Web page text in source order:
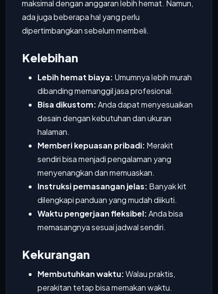
maksimal dengan anggaran lebih hemat. Namun,
ada juga beberapa hal yang perlu
dipertimbangkan sebelum membeli.
Kelebihan
Lebih hemat biaya: Umumnya lebih murah
dibanding memanggil jasa profesional.
Bisa dikustom:Anda dapat menyesuaikan
desain dengan kebutuhan dan ukuran
halaman.
Memberi kepuasan pribadi: Merakit
sendiri bisa menjadi pengalaman yang
menyenangkan dan memuaskan.
Instruksi pemasangan jelas: Banyak kit
dilengkapi panduan yang mudah diikuti.
Waktu pengerjaan fleksibel:Anda bisa
memasangnya sesuai jadwal sendiri.
Kekurangan
Membutuhkan waktu:Walau praktis,
perakitan tetap bisa memakan waktu.